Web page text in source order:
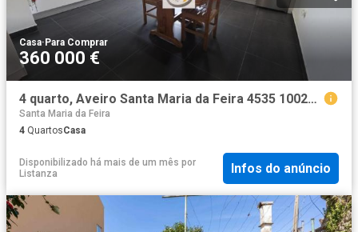
Casa·Para Comprar
360 000 €
4 quarto, Aveiro Santa Maria da Feira 4535 100211764
Santa Maria da Feira
4 QuartosCasa
Disponibilizado há mais de um mês por
Listanza
Infos do anúncio